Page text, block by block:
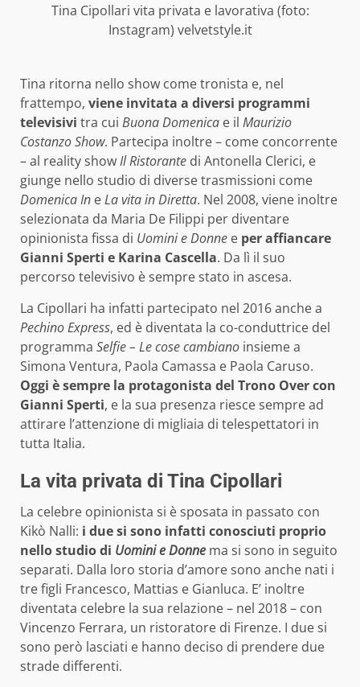
Tina Cipollari vita privata e lavorativa (foto:
Instagram) velvetstyle.it
Tina ritorna nello show come tronista e, nel
frattempo, viene invitata a diversi programmi
televisivi tra cui Buona Domenica e il Maurizio
Costanzo Show. Partecipa inoltre – come concorrente
– al reality showIl Ristorante di Antonella Clerici, e
giunge nello studio di diverse trasmissioni come
Domenica In eLa vita in Diretta. Nel 2008, viene inoltre
selezionata da Maria De Filippi per diventare
opinionista fissa di Uomini e Donne e per affiancare
Gianni Sperti e Karina Cascella. Da lì il suo
percorso televisivo è sempre stato in ascesa.
La Cipollari ha infatti partecipato nel 2016 anche a
Pechino Express, ed è diventata la co-conduttrice del
programma Selfie – Le cose cambiano insieme a
Simona Ventura, Paola Camassa e Paola Caruso.
Oggi è sempre la protagonista del Trono Over con
Gianni Sperti, e la sua presenza riesce sempre ad
attirare l’attenzione di migliaia di telespettatori in
tutta Italia.
La vita privata di Tina Cipollari
La celebre opinionista si è sposata in passato con
Kikò Nalli: i due si sono infatti conosciuti proprio
nello studio di Uomini e Donne ma si sono in seguito
separati. Dalla loro storia d’amore sono anche nati i
tre figli Francesco, Mattias e Gianluca. E’ inoltre
diventata celebre la sua relazione – nel 2018 – con
Vincenzo Ferrara, un ristoratore di Firenze. I due si
sono però lasciati e hanno deciso di prendere due
strade differenti.